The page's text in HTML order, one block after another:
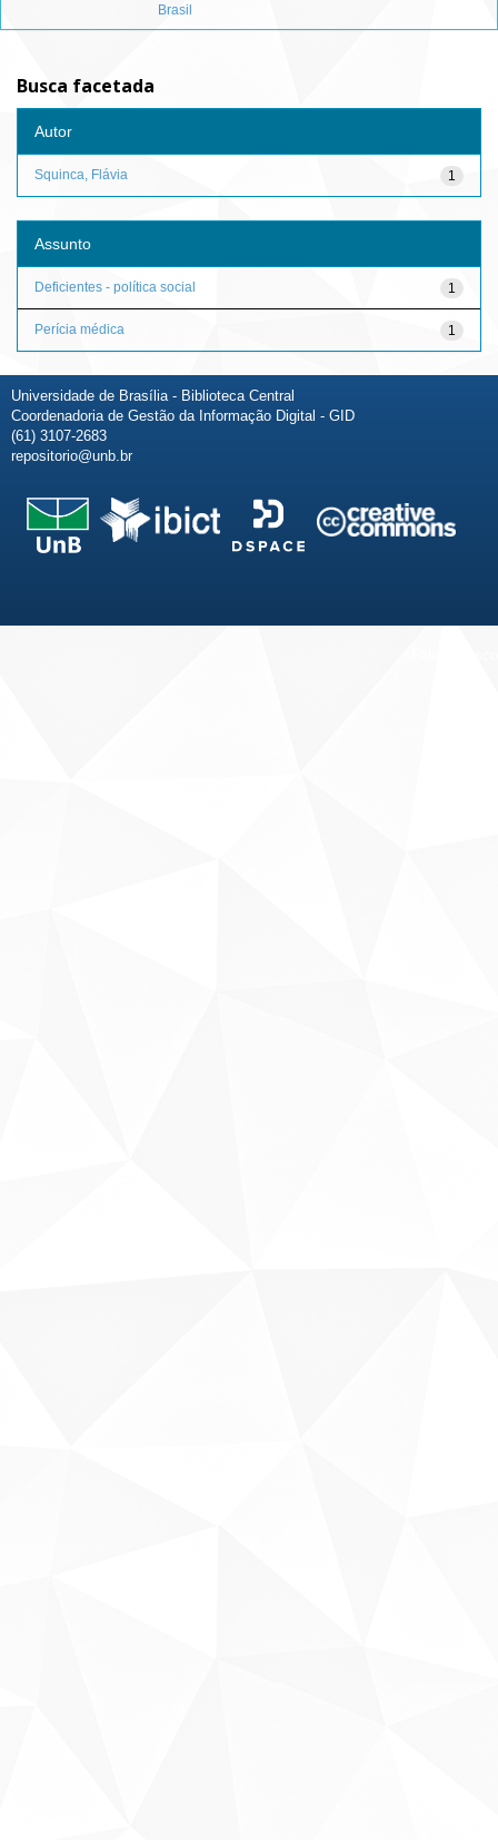
Brasil
Busca facetada
Autor
1
Squinca, Flávia
Assunto
1
Deficientes - política social
1
Perícia médica
Universidade de Brasília - Biblioteca Central
Coordenadoria de Gestão da Informação Digital - GID
(61) 3107-2683
repositorio@unb.br